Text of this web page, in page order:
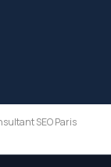
SEO Paris